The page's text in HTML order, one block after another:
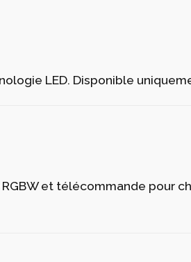
LED. Disponible
et télécommande pour